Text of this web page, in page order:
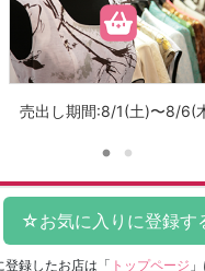
売出し期間:8/1(土)〜8/6(
登録したお店は 「 トップページ